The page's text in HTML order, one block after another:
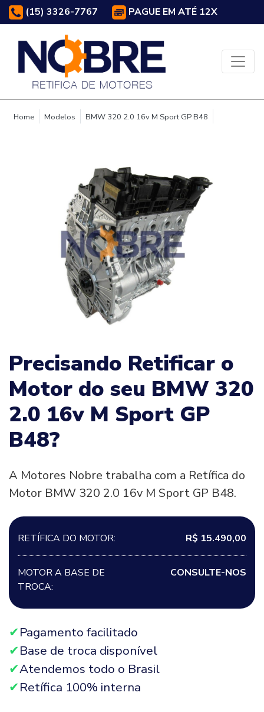
(15) 3326-7767 PAGUE EM ATÉ 12X
Home Modelos BMW 320 2.0 16v M Sport GP B48
Precisando Retificar o
Motor do seu BMW 320
2.0 16v M Sport GP
B48?
A Motores Nobre trabalha com a Retífica do
Motor BMW 320 2.0 16v M Sport GP B48.
RETÍFICA DO MOTOR: R$ 15.490,00
MOTOR A BASE DE
TROCA:
CONSULTE-NOS
Pagamento facilitado
Base de troca disponível
Atendemos todo o Brasil
Retífica 100% interna